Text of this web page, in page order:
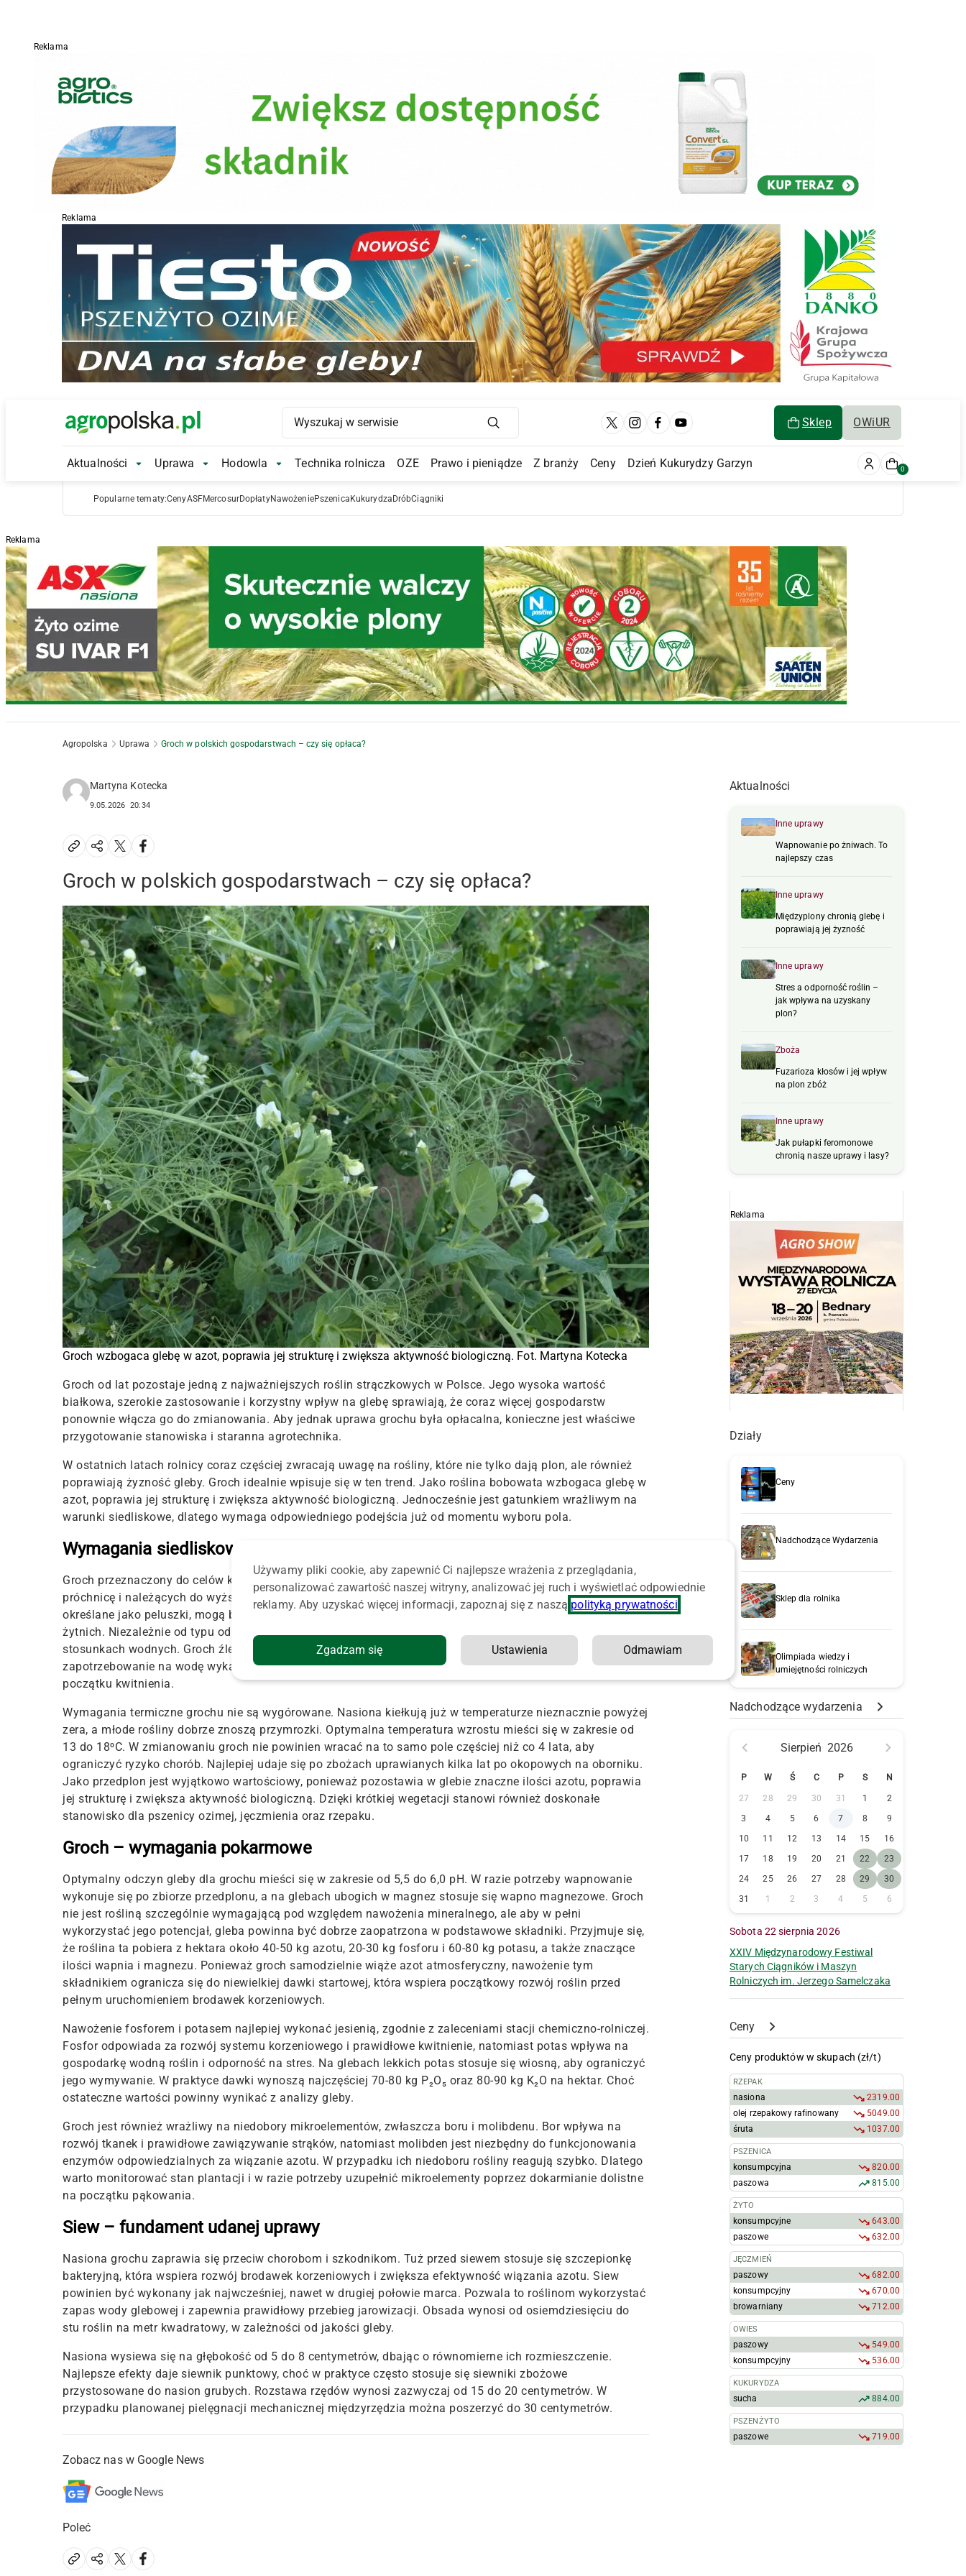
Reklama
Reklama
Main Logo Sklep OWiUR
Main Navigation
Aktualności Aktualności Submenu
Uprawa Uprawa Submenu
Hodowla Hodowla Submenu
Technika rolnicza OZE Prawo i pieniądze Z branży Ceny Dzień Kukurydzy Garzyn 0
Popularne tematy:CenyASFMercosurDopłatyNawożeniePszenica Kukurydza DróbCiągniki
Reklama
Agropolska Uprawa Groch w polskich gospodarstwach – czy się opłaca?
Martyna Kotecka
9.05.2026 20:34
Groch w polskich gospodarstwach – czy się opłaca?
Groch wzbogaca glebę w azot, poprawia jej strukturę i zwiększa aktywność biologiczną. Fot. Martyna Kotecka
Groch od lat pozostaje jedną z najważniejszych roślin strączkowych w Polsce. Jego wysoka wartość
białkowa, szerokie zastosowanie i korzystny wpływ na glebę sprawiają, że coraz więcej gospodarstw
ponownie włącza go do zmianowania. Aby jednak uprawa grochu była opłacalna, konieczne jest właściwe
przygotowanie stanowiska i staranna agrotechnika.
W ostatnich latach rolnicy coraz częściej zwracają uwagę na rośliny, które nie tylko dają plon, ale również
poprawiają żyzność gleby. Groch idealnie wpisuje się w ten trend. Jako roślina bobowata wzbogaca glebę w
azot, poprawia jej strukturę i zwiększa aktywność biologiczną. Jednocześnie jest gatunkiem wrażliwym na
warunki siedliskowe, dlatego wymaga odpowiedniego podejścia już od momentu wyboru pola.
Wymagania siedliskowe i rola grochu w zmianowaniu
Groch przeznaczony do celów konsumpcyjnych najlepiej rośnie na glebach bardzo dobrych, zasobnych w
próchnicę i należących do wyższych klas bonitacyjnych. Odmiany o mniejszych wymaganiach, potocznie
określane jako peluszki, mogą być uprawiane na stanowiskach słabszych, typowych dla kompleksów
żytnich. Niezależnie od typu odmiany, kluczowe jest, aby gleba była przewiewna, o uregulowanych
stosunkach wodnych. Groch źle znosi zarówno nadmierne uwilgotnienie, jak i przesuszenie, a największe
zapotrzebowanie na wodę wykazuje podczas kiełkowania oraz w okresie tworzenia pąków kwiatowych i na
początku kwitnienia.
Wymagania termiczne grochu nie są wygórowane. Nasiona kiełkują już w temperaturze nieznacznie powyżej
zera, a młode rośliny dobrze znoszą przymrozki. Optymalna temperatura wzrostu mieści się w zakresie od
13 do 18⁰C. W zmianowaniu groch nie powinien wracać na to samo pole częściej niż co 4 lata, aby
ograniczyć ryzyko chorób. Najlepiej udaje się po zbożach uprawianych kilka lat po okopowych na oborniku.
Jako przedplon jest wyjątkowo wartościowy, ponieważ pozostawia w glebie znaczne ilości azotu, poprawia
jej strukturę i zwiększa aktywność biologiczną. Dzięki krótkiej wegetacji stanowi również doskonałe
stanowisko dla pszenicy ozimej, jęczmienia oraz rzepaku.
Groch – wymagania pokarmowe
Optymalny odczyn gleby dla grochu mieści się w zakresie od 5,5 do 6,0 pH. W razie potrzeby wapnowanie
wykonuje się po zbiorze przedplonu, a na glebach ubogich w magnez stosuje się wapno magnezowe. Groch
nie jest rośliną szczególnie wymagającą pod względem nawożenia mineralnego, ale aby w pełni
wykorzystać jego potencjał, gleba powinna być dobrze zaopatrzona w podstawowe składniki. Przyjmuje się,
że roślina ta pobiera z hektara około 40-50 kg azotu, 20-30 kg fosforu i 60-80 kg potasu, a także znaczące
ilości wapnia i magnezu. Ponieważ groch samodzielnie wiąże azot atmosferyczny, nawożenie tym
składnikiem ogranicza się do niewielkiej dawki startowej, która wspiera początkowy rozwój roślin przed
pełnym uruchomieniem brodawek korzeniowych.
Nawożenie fosforem i potasem najlepiej wykonać jesienią, zgodnie z zaleceniami stacji chemiczno-rolniczej.
Fosfor odpowiada za rozwój systemu korzeniowego i prawidłowe kwitnienie, natomiast potas wpływa na
gospodarkę wodną roślin i odporność na stres. Na glebach lekkich potas stosuje się wiosną, aby ograniczyć
jego wymywanie. W praktyce dawki wynoszą najczęściej 70-80 kg P₂O₅ oraz 80-90 kg K₂O na hektar. Choć
ostateczne wartości powinny wynikać z analizy gleby.
Groch jest również wrażliwy na niedobory mikroelementów, zwłaszcza boru i molibdenu. Bor wpływa na
rozwój tkanek i prawidłowe zawiązywanie strąków, natomiast molibden jest niezbędny do funkcjonowania
enzymów odpowiedzialnych za wiązanie azotu. W przypadku ich niedoboru rośliny reagują szybko. Dlatego
warto monitorować stan plantacji i w razie potrzeby uzupełnić mikroelementy poprzez dokarmianie dolistne
na początku pąkowania.
Siew – fundament udanej uprawy
Nasiona grochu zaprawia się przeciw chorobom i szkodnikom. Tuż przed siewem stosuje się szczepionkę
bakteryjną, która wspiera rozwój brodawek korzeniowych i zwiększa efektywność wiązania azotu. Siew
powinien być wykonany jak najwcześniej, nawet w drugiej połowie marca. Pozwala to roślinom wykorzystać
zapas wody glebowej i zapewnia prawidłowy przebieg jarowizacji. Obsada wynosi od osiemdziesięciu do
stu roślin na metr kwadratowy, w zależności od jakości gleby.
Nasiona wysiewa się na głębokość od 5 do 8 centymetrów, dbając o równomierne ich rozmieszczenie.
Najlepsze efekty daje siewnik punktowy, choć w praktyce często stosuje się siewniki zbożowe
przystosowane do nasion grubych. Rozstawa rzędów wynosi zazwyczaj od 15 do 20 centymetrów. W
przypadku planowanej pielęgnacji mechanicznej międzyrzędzia można poszerzyć do 30 centymetrów.
Zobacz nas w Google News
Poleć
Aktualności
Inne uprawy
Wapnowanie po żniwach. To
najlepszy czas
Inne uprawy
Międzyplony chronią glebę i
poprawiają jej żyzność
Inne uprawy
Stres a odporność roślin –
jak wpływa na uzyskany
plon?
Zboża
Fuzarioza kłosów i jej wpływ
na plon zbóż
Inne uprawy
Jak pułapki feromonowe
chronią nasze uprawy i lasy?
Reklama
Działy
Ceny
Nadchodzące Wydarzenia
Sklep dla rolnika
Olimpiada wiedzy i
umiejętności rolniczych
Nadchodzące wydarzenia
Sierpień 2026
P W Ś C P S N
27 28 29 30 31 1
2
3
4 5 6 7 8
9
10
11 12 13 14 15
16
17
18 19 20 21 22
23
24
25 26 27 28 29
30
31
1 2 3 4 5 6
Sobota 22 sierpnia 2026
XXIV Międzynarodowy Festiwal
Starych Ciągników i Maszyn
Rolniczych im. Jerzego Samelczaka
Ceny
Ceny produktów w skupach (zł/t)
RZEPAK
nasiona
2319.00
olej rzepakowy rafinowany
5049.00
śruta
1037.00
PSZENICA
konsumpcyjna
820.00
paszowa
815.00
ŻYTO
konsumpcyjne
643.00
paszowe
632.00
JĘCZMIEŃ
paszowy
682.00
konsumpcyjny
670.00
browarniany
712.00
OWIES
paszowy
549.00
konsumpcyjny
536.00
KUKURYDZA
sucha 884.00
PSZENŻYTO
paszowe 719.00
Używamy pliki cookie, aby zapewnić Ci najlepsze wrażenia z przeglądania,
personalizować zawartość naszej witryny, analizować jej ruch i wyświetlać odpowiednie
reklamy. Aby uzyskać więcej informacji, zapoznaj się z naszą polityką prywatności
Zgadzam się Ustawienia Odmawiam